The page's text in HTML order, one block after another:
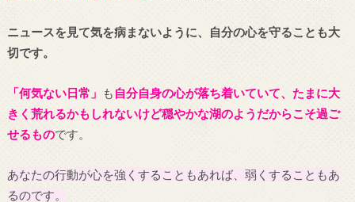
ニュースを見て気を病まないように、自分の心を守ることも大
切です。
「何気ない日常」 も 自分自身の心が落ち着いていて、たまに大
きく荒れるかもしれないけど穏やかな湖のようだからこそ過ご
せるものです。
あなたの行動が心を強くすることもあれば、弱くすることもあ
るのです。